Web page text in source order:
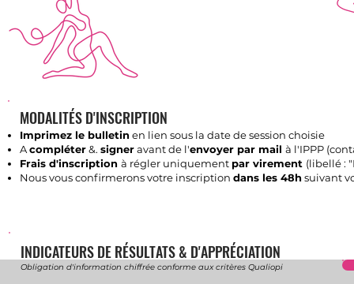
MODALITÉS D'INSCRIPTION
Imprimez le bulletinen lien sous la date de session choisie
Acompléter&. signeravant de l'envoyer par mail à l'IPPP (
Frais d'inscription à régler uniquement par virement (libellé :
Nous vous confirmerons votre inscription dans les 48hsuivant
INDICATEURS DE RÉSULTATS & D'APPRÉCIATION
Obligation d'information chiffrée conforme aux critères Qualiopi